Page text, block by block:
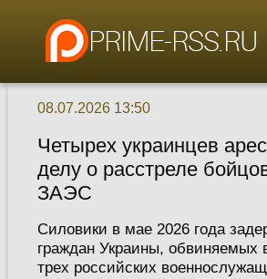
08.07.2026 13:50
Четырех украинцев
делу о расстреле
ЗАЭС
Силовики в мае 2026 года
граждан Украины, обвиняемых
трех российских